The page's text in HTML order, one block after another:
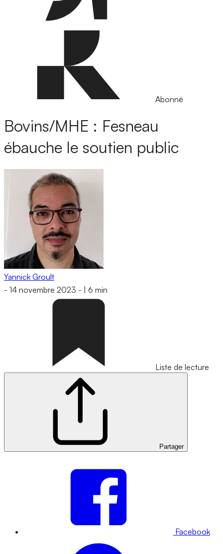
Abonné
Bovins/MHE : Fesneau
ébauche le soutien public
Yannick Groult
- 14 novembre 2023 - 6 min
Liste de lecture
Partager
Facebook